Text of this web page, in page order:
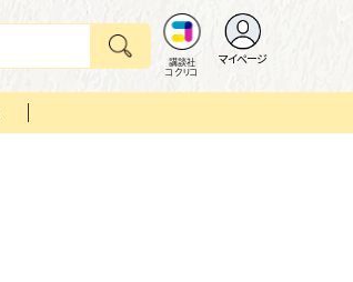
講談社
コクリコ
マイページ